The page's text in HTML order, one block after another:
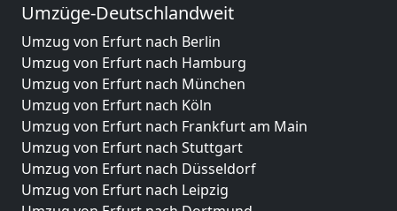
Umzüge-Deutschlandweit
Umzug von Erfurt nach Berlin
Umzug von Erfurt nach Hamburg
Umzug von Erfurt nach München
Umzug von Erfurt nach Köln
Umzug von Erfurt nach Frankfurt am Main
Umzug von Erfurt nach Stuttgart
Umzug von Erfurt nach Düsseldorf
Umzug von Erfurt nach Leipzig